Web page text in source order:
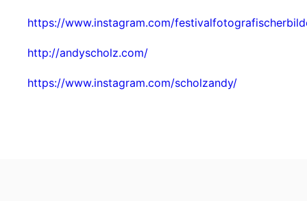
https://www.instagram.com/
http://andyscholz.com/
https://www.instagram.com/scholzandy/